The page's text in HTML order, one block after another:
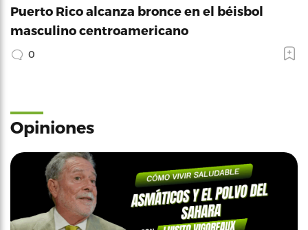
Puerto Rico alcanza bronce en el béisbol
masculino centroamericano
0
Opiniones